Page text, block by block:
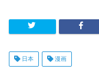
日本 漫画